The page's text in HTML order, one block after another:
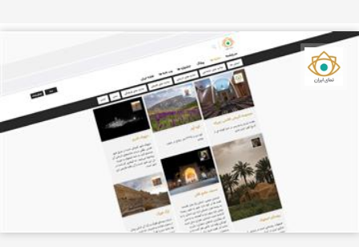
نمای ایران